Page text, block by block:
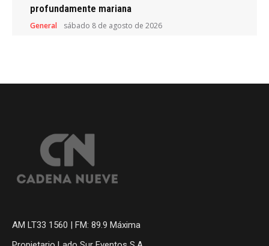
profundamente mariana
General sábado 8 de agosto de 2026
AM LT33 1560 | FM: 89.9 Máxima